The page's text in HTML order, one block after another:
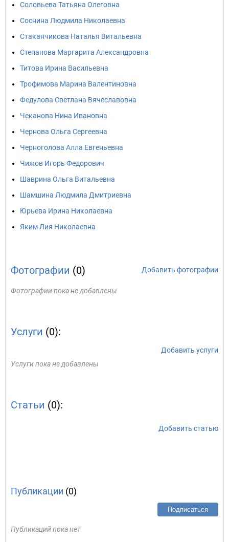
Соловьева Татьяна Олеговна
Соснина Людмила Николаевна
Стаканчикова Наталья Витальевна
Степанова Маргарита Александровна
Титова Ирина Васильевна
Трофимова Марина Валентиновна
Федулова Светлана Вячеславовна
Чеканова Нина Ивановна
Чернова Ольга Сергеевна
Черноголова Алла Евгеньевна
Чижов Игорь Федорович
Шаврина Ольга Витальевна
Шамшина Людмила Дмитриевна
Юрьева Ирина Николаевна
Яким Лия Николаевна
Фотографии (0) Добавить фотографии
Фотографии пока не добавлены
Услуги (0):
Добавить услуги
Услуги пока не добавлены
Статьи (0):
Добавить статью
Публикации (0)
Подписаться
Публикаций пока нет